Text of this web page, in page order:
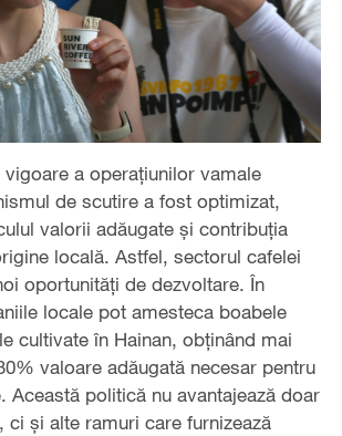
vigoare a operațiunilor vamale
de scutire a fost optimizat,
valorii adăugate și contribuția
locală. Astfel, sectorul cafelei
oportunități de dezvoltare. În
locale pot amesteca boabele
cultivate în Hainan, obținând mai
valoare adăugată necesar pentru
Această politică nu avantajează doar
ci și alte ramuri care furnizează